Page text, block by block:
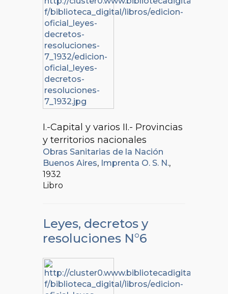
I.-Capital y varios II.- Provincias
y territorios nacionales
Obras Sanitarias de la Nación
Buenos Aires, Imprenta O. S. N.,
1932
Libro
Leyes, decretos y
resoluciones N°6